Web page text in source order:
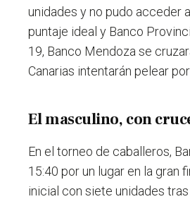
unidades y no pudo acceder
puntaje ideal y Banco
19, Banco Mendoza se
Canarias intentarán pelear
El masculino, con
En el torneo de caballeros,
15:40 por un lugar en la gran
inicial con siete unidades